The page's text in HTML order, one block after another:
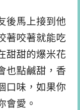
後馬上接到他
著咬著就能吃
甜甜的爆米花
也點鹹甜，香
口味，如果你
會愛。